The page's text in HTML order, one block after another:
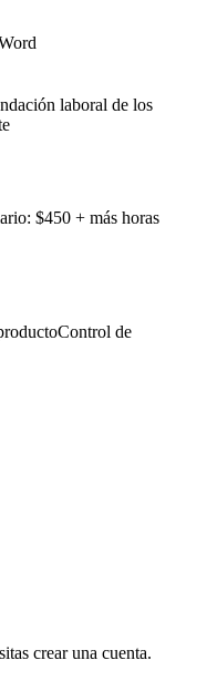
laboral de los
$450 + más horas
Control de
crear una cuenta.